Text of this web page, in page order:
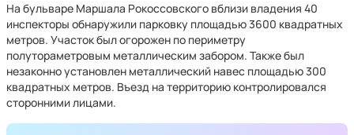
На бульваре Маршала Рокоссовского вблизи владения 40
инспекторы обнаружили парковку площадью 3600 квадратных
метров. Участок был огорожен по периметру
полутораметровым металлическим забором. Также был
незаконно установлен металлический навес площадью 300
квадратных метров. Въезд на территорию контролировался
сторонними лицами.